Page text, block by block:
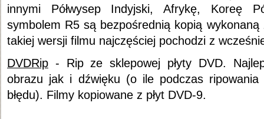
innymi Półwysep Indyjski, Afrykę, Koreę
symbolem R5 są bezpośrednią kopią
takiej wersji filmu najczęściej pochodzi z
DVDRip - Rip ze sklepowej płyty DVD.
obrazu jak i dźwięku (o ile podczas ripowania
błędu). Filmy kopiowane z płyt DVD-9.